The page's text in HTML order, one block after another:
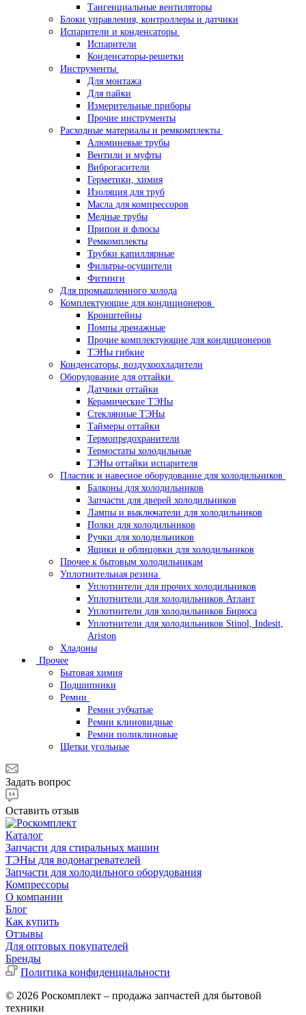
Тангенциальные вентиляторы
Блоки управления, контроллеры и датчики
Испарители и конденсаторы
Испарители
Конденсаторы-решетки
Инструменты
Для монтажа
Для пайки
Измерительные приборы
Прочие инструменты
Расходные материалы и ремкомплекты
Алюминевые трубы
Вентили и муфты
Виброгасители
Герметики, химия
Изоляция для труб
Масла для компрессоров
Медные трубы
Припои и флюсы
Ремкомплекты
Трубки капиллярные
Фильтры-осушители
Фитинги
Для промышленного холода
Комплектующие для кондиционеров
Кронштейны
Помпы дренажные
Прочие комплектующие для кондиционеров
ТЭНы гибкие
Конденсаторы, воздухоохладители
Оборудование для оттайки
Датчики оттайки
Керамические ТЭНы
Стеклянные ТЭНы
Таймеры оттайки
Термопредохранители
Термостаты холодильные
ТЭНы оттайки испарителя
Пластик и навесное оборудование для холодильников
Балконы для холодильников
Запчасти для дверей холодильников
Лампы и выключатели для холодильников
Полки для холодильников
Ручки для холодильников
Ящики и облицовки для холодильников
Прочее к бытовым холодильникам
Уплотнительная резина
Уплотнители для прочих холодильников
Уплотнители для холодильников Атлант
Уплотнители для холодильников Бирюса
Уплотнители для холодильников Stinol, Indesit,
Ariston
Хладоны
Прочее
Бытовая химия
Подшипники
Ремни
Ремни зубчатые
Ремни клиновидные
Ремни поликлиновые
Щетки угольные
Задать вопрос
Оставить отзыв
Каталог
Запчасти для стиральных машин
ТЭНы для водонагревателей
Запчасти для холодильного оборудования
Компрессоры
О компании
Блог
Как купить
Отзывы
Для оптовых покупателей
Бренды
Политика конфиденциальности
© 2026 Роскомплект – продажа запчастей для бытовой
техники